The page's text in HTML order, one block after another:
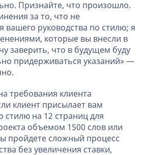
Признайте, что произошло.
за то, что не
вашего руководства по стилю; я
которые вы внесли в
заверить, что в будущем буду
придерживаться указаний» —
требования клиента
клиент присылает вам
стилю на 12 страниц для
объемом 1500 слов или
пройдете сложный процесс
без увеличения ставки,